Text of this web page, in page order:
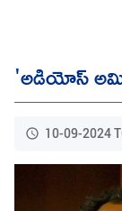
'అడియోస్
10-09-2024